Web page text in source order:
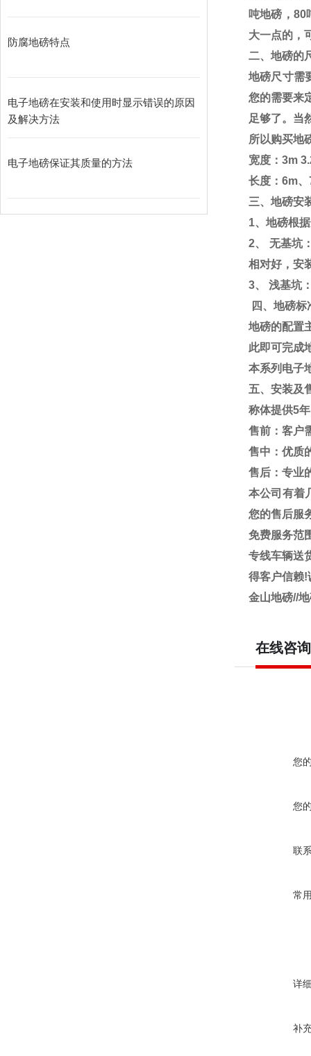
防腐地磅特点
电子地磅在安装和使用时显示错误的原因
及解决方法
电子地磅保证其质量的方法
吨地磅， 80
大一点的，
二、地磅的
地磅尺寸需
您的需要来
足够了。当
所以购买地
宽度： 3m
长度： 6m、
三、地磅安
1、地磅根
2、
无基坑
相对好，安
3、
浅基坑
四、地磅标
地磅的配置
此即可完成
本系列电子
五、安装及
称体提供5
售前：客户
售中：优质
售后：专业
本公司有着
您的售后服
免费服务范
专线车辆送
得客户信赖!
金山地磅//
在线咨询
您
您
联
常
详
补